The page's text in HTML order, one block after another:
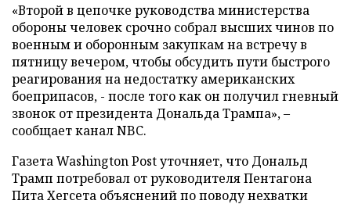
«Второй в цепочке руководства министерства
обороны человек срочно собрал высших чинов по
военным и оборонным закупкам на встречу в
пятницу вечером, чтобы обсудить пути быстрого
реагирования на недостатку американских
боеприпасов, - после того как он получил гневный
звонок от президента Дональда Трампа», –
сообщает канал NBC.
Газета Washington Post уточняет, что Дональд
Трамп потребовал от руководителя Пентагона
Пита Хегсета объяснений по поводу нехватки